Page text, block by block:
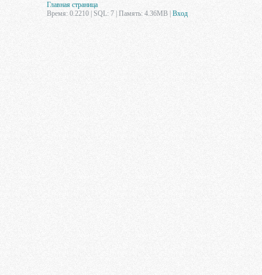
Главная страница
Время: 0.2210 | SQL: 7 | Память: 4.36MB Вход